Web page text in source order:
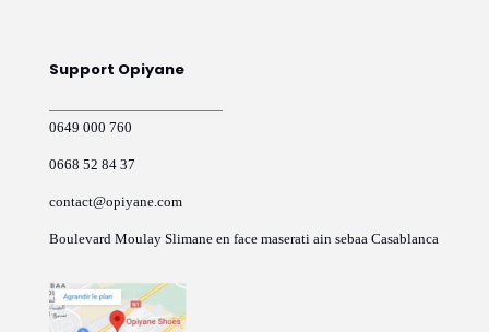
Support Opiyane
0649 000 760
0668 52 84 37
contact@opiyane.com
Boulevard Moulay Slimane en face maserati ain sebaa Casablanca